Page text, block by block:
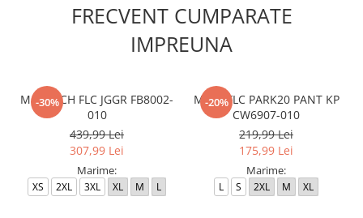
FRECVENT CUMPARATE
IMPREUNA
-30%
M NK TCH FLC JGGR FB8002-
010
439,99 Lei
307,99 Lei
Marime:
XS 2XL 3XL XL M L
-20%
M NK FLC PARK20 PANT KP
CW6907-010
219,99 Lei
175,99 Lei
Marime:
L S 2XL M XL